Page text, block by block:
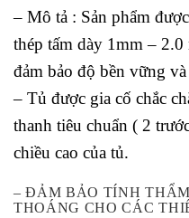
– Mô tả : Sản phẩm
thép tấm dày 1mm –
đảm bảo độ bền vững
– Tủ được gia cố chắc
thanh tiêu chuẩn ( 2
chiều cao của tủ.
– ĐẢM BẢO TÍNH
THOÁNG CHO CÁC